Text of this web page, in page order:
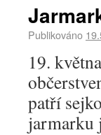
Publikováno
19.
patří
jarmarku